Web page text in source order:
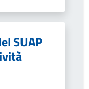
SUAP